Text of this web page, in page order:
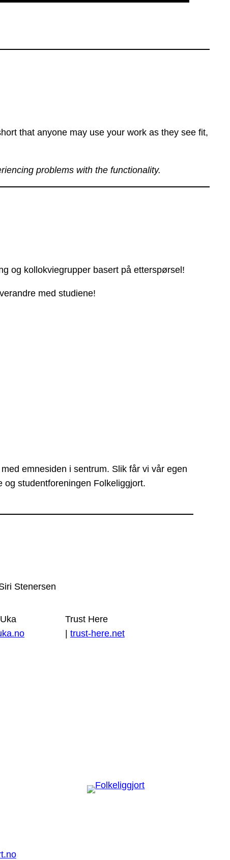
that anyone may use your work as they see fit,
problems with the functionality.
og kollokviegrupper basert på etterspørsel!
med studiene!
emnesiden i sentrum. Slik får vi vår egen
studentforeningen Folkeliggjort.
Stenersen
Trust Here
| trust-here.net